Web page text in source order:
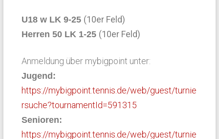
U18 w LK 9-25 (10er Feld)
Herren 50 LK 1-25 (10er Feld)
Anmeldung über mybigpoint unter:
Jugend:
https://mybigpoint.tennis.de/web/guest/turnie
rsuche?tournamentId=591315
Senioren:
https://mybigpoint.tennis.de/web/guest/turnie